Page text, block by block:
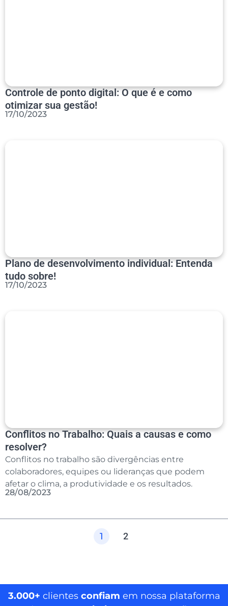
Controle de ponto digital: O que é e como
otimizar sua gestão!
17/10/2023
Plano de desenvolvimento individual: Entenda
tudo sobre!
17/10/2023
Conflitos no Trabalho: Quais a causas e como
resolver?
Conflitos no trabalho são divergências entre
colaboradores, equipes ou lideranças que podem
afetar o clima, a produtividade e os resultados.
28/08/2023
1 2
3.000+ clientes confiam em nossa plataforma